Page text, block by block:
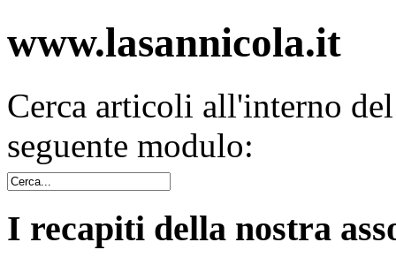
www.lasannicola.it
Cerca articoli all'interno
seguente modulo:
I recapiti della nostra